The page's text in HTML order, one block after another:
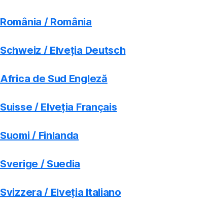
România / România
Schweiz / Elveția Deutsch
Africa de Sud Engleză
Suisse / Elveția Français
Suomi / Finlanda
Sverige / Suedia
Svizzera / Elveția Italiano